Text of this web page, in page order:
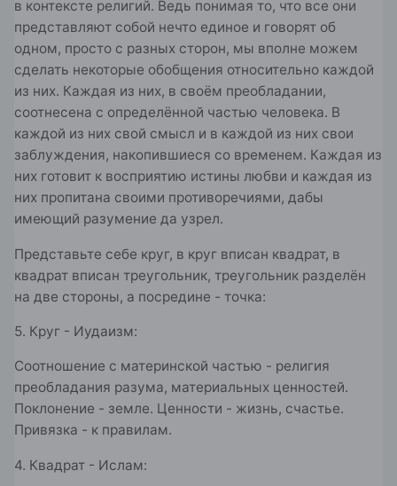
в контексте религий. Ведь понимая то, что все они
представляют собой нечто единое и говорят об
одном, просто с разных сторон, мы вполне можем
сделать некоторые обобщения относительно каждой
из них. Каждая из них, в своём преобладании,
соотнесена с определённой частью человека. В
каждой из них свой смысл и в каждой из них свои
заблуждения, накопившиеся со временем. Каждая из
них готовит к восприятию истины любви и каждая из
них пропитана своими противоречиями, дабы
имеющий разумение да узрел.
Представьте себе круг, в круг вписан квадрат, в
квадрат вписан треугольник, треугольник разделён
на две стороны, а посредине - точка:
5. Круг - Иудаизм:
Соотношение с материнской частью - религия
преобладания разума, материальных ценностей.
Поклонение - земле. Ценности - жизнь, счастье.
Привязка - к правилам.
4. Квадрат - Ислам: